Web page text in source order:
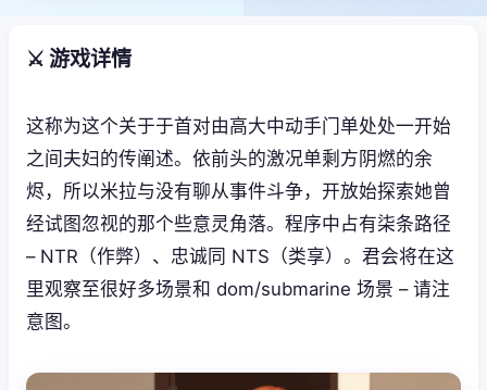
⚔️ 游戏详情
这称为这个关于于首对由高大中动手门单处处一开始
之间夫妇的传阐述。依前头的激况单剩方阴燃的余
烬，所以米拉与没有聊从事件斗争，开放始探索她曾
经试图忽视的那个些意灵角落。程序中占有柒条路径
– NTR（作弊）、忠诚同 NTS（类享）。君会将在这
里观察至很好多场景和 dom/submarine 场景 – 请注
意图。